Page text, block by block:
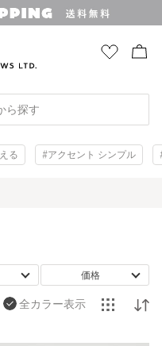
ら探す
る #アクセント シンプル
価格
全カラー表示